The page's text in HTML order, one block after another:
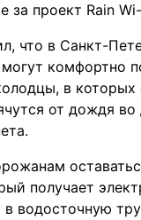
за проект Rain
что в Санкт-
могут комфортно
в которых
от дождя
получает
в водосточную